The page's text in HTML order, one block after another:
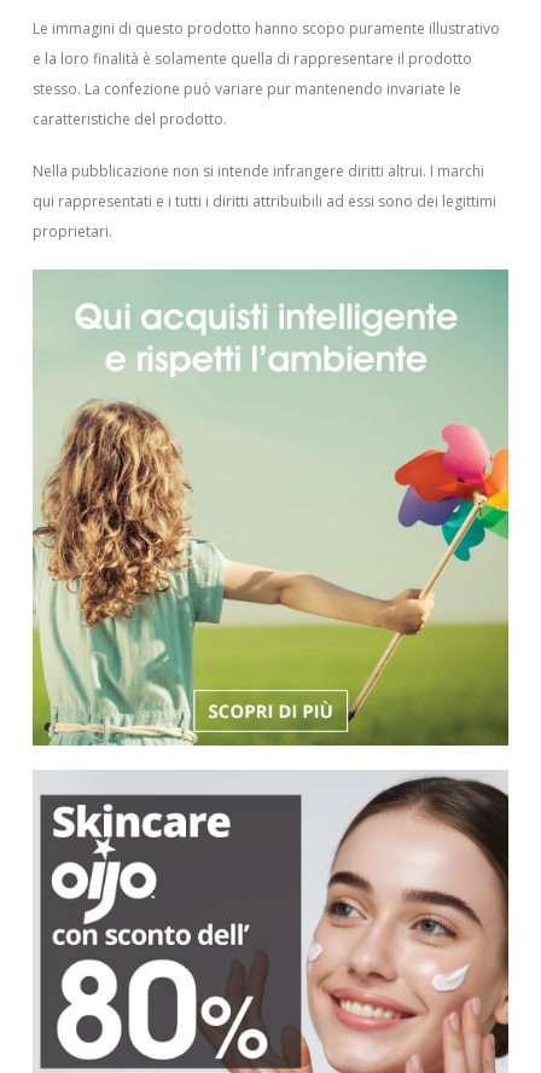
Le immagini di questo prodotto hanno scopo puramente illustrativo
e la loro finalità è solamente quella di rappresentare il prodotto
stesso. La confezione può variare pur mantenendo invariate le
caratteristiche del prodotto.
Nella pubblicazione non si intende infrangere diritti altrui. I marchi
qui rappresentati e i tutti i diritti attribuibili ad essi sono dei legittimi
proprietari.